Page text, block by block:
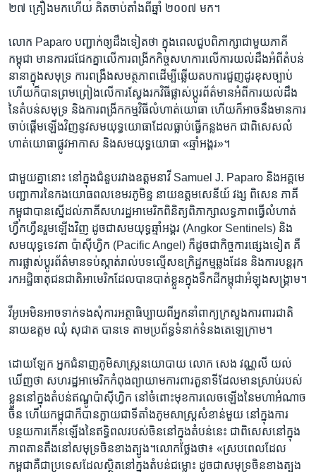
២៧ គ្រឿង​មក​ហើយ​ គិត​ចាប់តាំងពី​ឆ្នាំ​ ២០០៧ មក។
លោក​ Paparo បញ្ជាក់​ឲ្យ​ដឹង​ទៀតថា​ ក្នុងពេល​ជួបពិភាក្សា​ជាមួយ​ភាគី​
កម្ពុជា មានការ​ជជែក​គ្នា​លើ​ការ​ពង្រីកកិច្ចសហការ​លើ​ការ​យល់​ដឹង​អំពី​តំបន់
នានា​ក្នុងសមុទ្រ​ ការ​ពង្រឹង​សមត្ថភាពដើម្បី​ឆ្លើយ​តបការ​ជួញ​ដូរ​ខុសច្បាប់​
ហើយ​ក៏បាន​ព្រមព្រៀងលើ​ការ​ស្វែង​រក​វិធី​ផ្លាស់​ប្តូរព័ត៌មានអំពី​ការ​យល់​ដឹង​
នៃតំបន់​សមុទ្រ និង​ការ​ពង្រីកកម្មវិធី​លំហាត់​យោធា ហើយ​ក៏អាច​នឹង​មានការ​
ចាប់​ផ្តើម​ឡើងវិញ​នូវ​សមយុទ្ធយោធាដែល​ធ្លាប់ធ្វើ​កន្លងមក ជាពិសេស​លំ
ហាត់យោធា​ផ្លូវអាកាស និងសម​យុទ្ធយោធា «ឆ្មាំអង្គរ»។
ជាមួយគ្នានោះ នៅក្នុង​ជំនួប​រវាង​ឧត្តម​នាវី​ Samuel J. Paparo និង​អគ្គ​មេ
បញ្ជាការ​នៃ​កង​យោធពល​ខេមរ​ភូមិន្ទ​ នាយ​ឧត្តម​សេនីយ៍ ​វង្ស​ ពិសេន​ ភាគី​
កម្ពុជា​បាន​ស្នើ​ដល់​ភាគី​សហរដ្ឋ​អាមេរិកពិនិត្យ​ពិភាក្សា​លទ្ធភាព​ធ្វើ​លំហាត់​
ហ្វឹកហ្វឺន​រួម​ឡើងវិញ​ ដូច​ជា​សមយុទ្ធ​ឆ្មាំអង្គរ​ (Angkor Sentinels)​ និង​
សម​យុទ្ធ​ទេវតា​ ប៉ាស៊ីហ្វិក​ (Pacific Angel)​ ក៏ដូចជា​កិច្ចការ​ផ្សេ​ងទៀត​ គឺ​
ការ​ផ្លាស់ប្តូរ​ព័ត៌មាន​ទប់​ស្កាត់​រាល់​បទ​ល្មើស​ឧក្រិដ្ឋកម្ម​ឆ្លង​ដែន​ និង​ការ​បន្តរុក​
រក​អដ្ឋិធាតុ​ជនជាតិ​អាមេរិក​ដែល​បាន​បាត់​ខ្លួន​ក្នុង​ទឹក​ដី​កម្ពុជាអំឡុង​សង្គ្រាម។
វីអូអេ​មិនអាច​ទាក់​ទង​សុំការ​អត្ថាធិប្បាយ​ពីអ្នកនាំពាក្យក្រសួងការ​ពារ​ជាតិ​
នាយឧត្តម ឈុំ សុជាត បាន​ទេ ​តាម​ប្រព័ន្ធ​ទំនាក់​ទំនង​តេឡេក្រាម។
ដោយឡែក​ អ្នក​ជំនាញ​ភូមិសាស្ត្រនយោបាយ លោក សេង​ វណ្ណលី យល់​
ឃើញ​ថា សហរដ្ឋ​អាមេរិក​កំពុងព្យាយាម​ការពារ​តួនាទី​ដែល​មាន​ស្រាប់​របស់
ខ្លួន​នៅក្នុងតំបន់​ឥណ្ឌូប៉ាស៊ីហ្វិក ​នៅ​ចំពោះ​មុខ​ការ​លេចឡើង​នៃ​មហាអំណាច​
ចិន ហើយ​កម្ពុជាក៏បាន​ក្លាយ​ជាទីតាំងភូមសាស្ត្រ​សំខាន់​មួយ ​នៅក្នុងការ​
បន្ថយ​ការកើនឡើង​នៃ​ឥទ្ធិពល​របស់​ចិន​នៅ​ក្នុង​តំបន់​នេះ​ ជាពិសេស​នៅក្នុង
ភាព​តានតឹង​នៅសមុទ្រចិន​ខាង​ត្បូង។លោកថ្លែង​ថា៖ «ស្រប​ពេល​ដែល​
កម្ពុជាគឺ​ជា​ប្រទេស​ដែល​ស្ថិត​នៅ​ក្នុងតំបន់​ជម្លោះ​ ដូច​ជាសមុទ្រ​ចិន​ខាង​ត្បូង​